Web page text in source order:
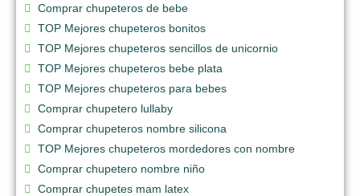
Comprar chupeteros de bebe
TOP Mejores chupeteros bonitos
TOP Mejores chupeteros sencillos de unicornio
TOP Mejores chupeteros bebe plata
TOP Mejores chupeteros para bebes
Comprar chupetero lullaby
Comprar chupeteros nombre silicona
TOP Mejores chupeteros mordedores con nombre
Comprar chupetero nombre niño
Comprar chupetes mam latex